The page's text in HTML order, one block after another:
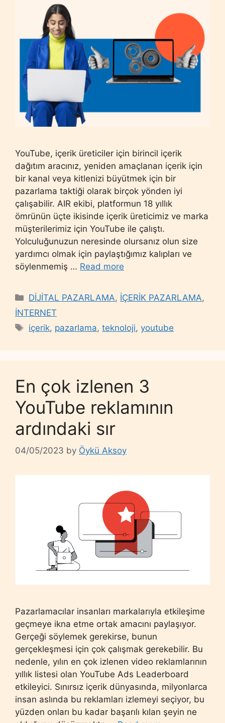
YouTube, içerik üreticiler için birincil içerik
dağıtım aracınız, yeniden amaçlanan içerik için
bir kanal veya kitlenizi büyütmek için bir
pazarlama taktiği olarak birçok yönden iyi
çalışabilir. AIR ekibi, platformun 18 yıllık
ömrünün üçte ikisinde içerik üreticimiz ve marka
müşterilerimiz için YouTube ile çalıştı.
Yolculuğunuzun neresinde olursanız olun size
yardımcı olmak için paylaştığımız kalıpları ve
söylenmemiş … Read more
Categories
DİJİTAL PAZARLAMA, İÇERİK PAZARLAMA,
İNTERNET
Tags
içerik, pazarlama,teknoloji,youtube
En çok izlenen 3
YouTube reklamının
ardındaki sır
04/05/2023 by Öykü Aksoy
Pazarlamacılar insanları markalarıyla etkileşime
geçmeye ikna etme ortak amacını paylaşıyor.
Gerçeği söylemek gerekirse, bunun
gerçekleşmesi için çok çalışmak gerekebilir. Bu
nedenle, yılın en çok izlenen video reklamlarının
yıllık listesi olan YouTube Ads Leaderboard
etkileyici. Sınırsız içerik dünyasında, milyonlarca
insan aslında bu reklamları izlemeyi seçiyor, bu
yüzden onları bu kadar başarılı kılan şeyin ne